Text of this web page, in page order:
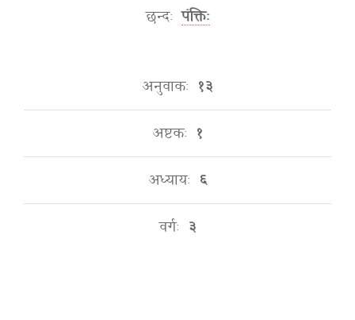
छन्दः पंक्तिः
अनुवाकः १३
अष्टकः १
अध्यायः ६
वर्गः ३